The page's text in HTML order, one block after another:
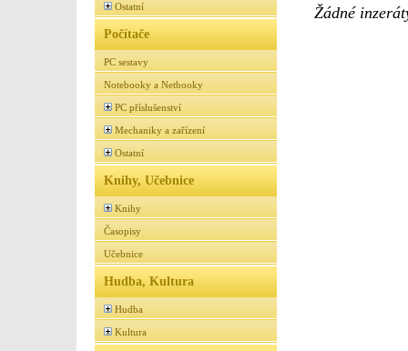
Ostatní
Počítače
PC sestavy
Notebooky a Netbooky
PC příslušenství
Mechaniky a zařízení
Ostatní
Knihy, Učebnice
Knihy
Časopisy
Učebnice
Hudba, Kultura
Hudba
Kultura
Žádné